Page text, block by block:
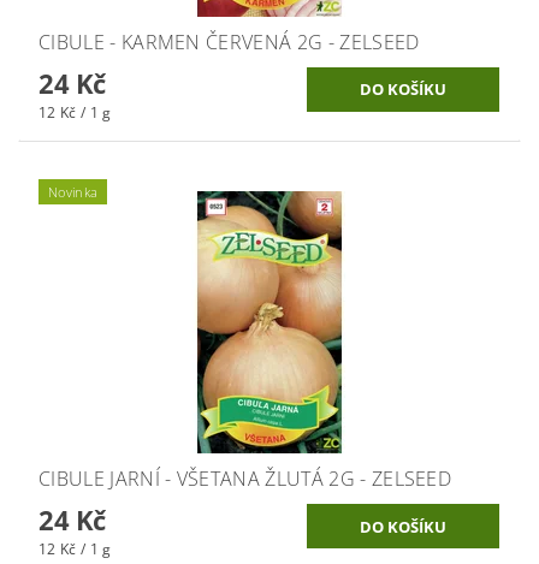
CIBULE - KARMEN ČERVENÁ 2G - ZELSEED
24 Kč
12 Kč / 1 g
Novinka
CIBULE JARNÍ - VŠETANA ŽLUTÁ 2G - ZELSEED
24 Kč
12 Kč / 1 g